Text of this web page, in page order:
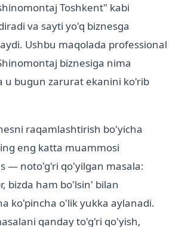
Toshkent" kabi
va sayti yo'q biznesga
Ushbu maqolada professional
biznesiga nima
u bugun zarurat ekanini ko'rib
raqamlashtirish bo'yicha
eng katta muammosi
— noto'g'ri qo'yilgan masala:
bizda ham bo'lsin' bilan
ko'pincha o'lik yukka aylanadi.
qanday to'g'ri qo'yish,